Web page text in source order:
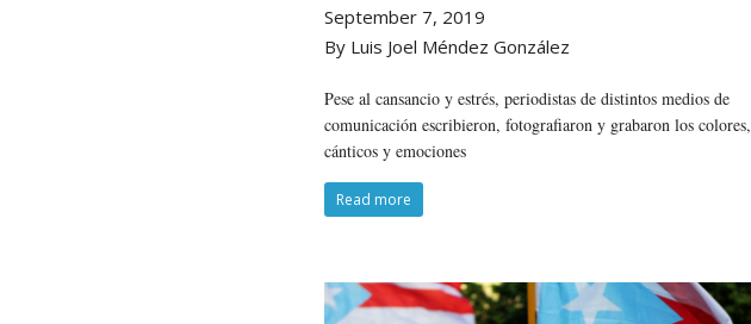
September 7, 2019
By Luis Joel Méndez González
Pese al cansancio y estrés, periodistas de distintos medios de
comunicación escribieron, fotografiaron y grabaron los colores,
cánticos y emociones
Read more